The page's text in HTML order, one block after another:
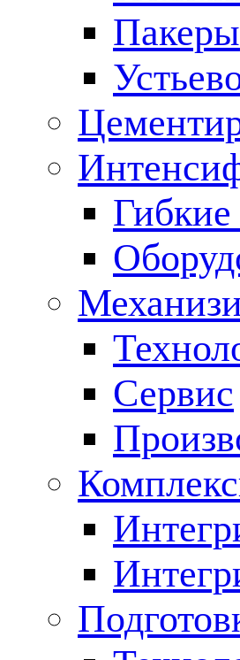
Пакеры
Сервис